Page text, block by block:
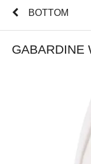
BOTTOM
GABARDINE